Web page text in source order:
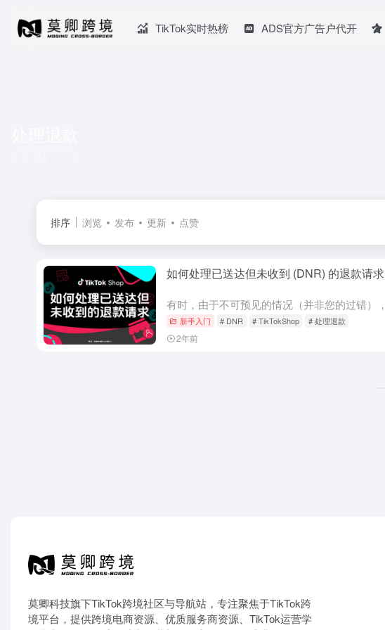
TikTok实时热榜 ADS官方广告户代开
排序 浏览 发布 更新 点赞
如何处理已送达但未收到 (DNR) 的退款请求
新手入门 # DNR # TikTokShop # 处理退款
2年前
莫卿科技旗下TikTok跨境社区与导航站，专注聚焦于TikTok跨
境平台，提供跨境电商资源、优质服务商资源、TikTok运营学